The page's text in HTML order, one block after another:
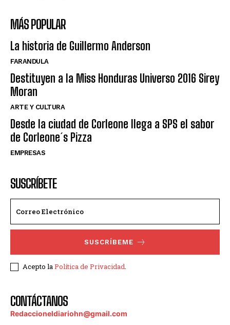
MÁS POPULAR
La historia de Guillermo Anderson
FARANDULA
Destituyen a la Miss Honduras Universo 2016 Sirey
Moran
ARTE Y CULTURA
Desde la ciudad de Corleone llega a SPS el sabor
de Corleone´s Pizza
EMPRESAS
SUSCRÍBETE
SUSCRÍBEME
Acepto laPolítica de Privacidad.
CONTÁCTANOS
Redaccioneldiariohn@gmail.com